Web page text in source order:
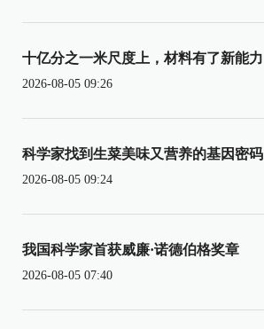
十亿分之一米尺度上，材料有了新能力
2026-08-05 09:26
科学家找到生菜美味又营养的基因密码
2026-08-05 09:24
我国科学家首获威廉·诺德伯格奖章
2026-08-05 07:40